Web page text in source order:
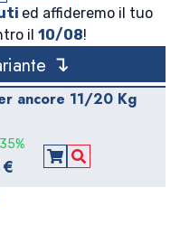
ed affideremo il tuo
il 10/08!
↴
ancore 11/20 Kg
Aggiungi al
Vedi Dettagli